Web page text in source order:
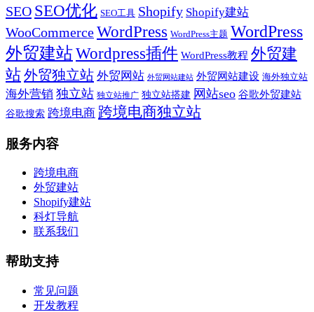
SEO SEO优化 SEO工具 Shopify Shopify建站
WooCommerceWordPress WordPress主题 WordPress
外贸建站Wordpress插件 WordPress教程 外贸建
站外贸独立站 外贸网站 外贸网站建站 外贸网站建设 海外独立站
海外营销 独立站 独立站推广 独立站搭建 网站seo 谷歌外贸建站
谷歌搜索 跨境电商 跨境电商独立站
服务内容
跨境电商
外贸建站
Shopify建站
科灯导航
联系我们
帮助支持
常见问题
开发教程